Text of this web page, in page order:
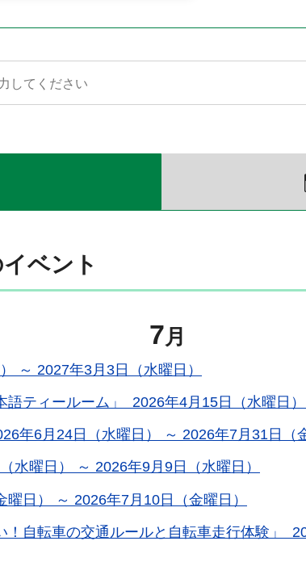
ベント
7月
～ 2027年3月3日（水曜日）
ティールーム」 2026年4月15日（水曜日）
年6月24日（水曜日） ～ 2026年7月31日（
曜日） ～ 2026年9月9日（水曜日）
日） ～ 2026年7月10日（金曜日）
自転車の交通ルールと自転車走行体験」